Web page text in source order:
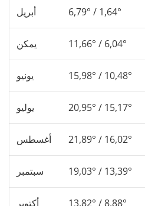
أبريل 6,79° / 1,64°
يمكن 11,66° / 6,04°
يونيو 15,98° / 10,48°
يوليو 20,95° / 15,17°
أغسطس 21,89° / 16,02°
سبتمبر 19,03° / 13,39°
أكتوبر 13,82° / 8,88°